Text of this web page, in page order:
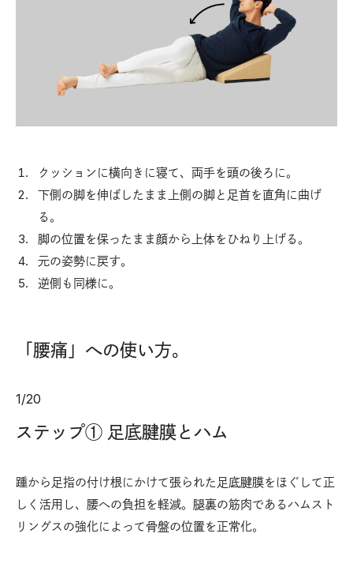
クッションに横向きに寝て、両手を頭の後ろに。
下側の脚を伸ばしたまま上側の脚と足首を直角に曲げ
る。
脚の位置を保ったまま顔から上体をひねり上げる。
元の姿勢に戻す。
逆側も同様に。
「腰痛」への使い方。
1/20
ステップ① 足底腱膜とハム
踵から足指の付け根にかけて張られた足底腱膜をほぐして正
しく活用し、腰への負担を軽減。腿裏の筋肉であるハムスト
リングスの強化によって骨盤の位置を正常化。